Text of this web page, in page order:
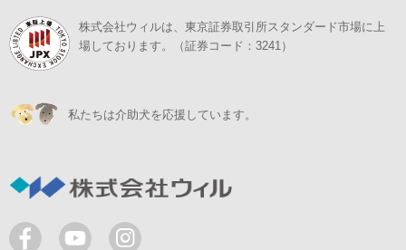
株式会社ウィルは、東京証券取引所スタンダード市場に上
場しております。（証券コード：3241）
私たちは介助犬を応援しています。